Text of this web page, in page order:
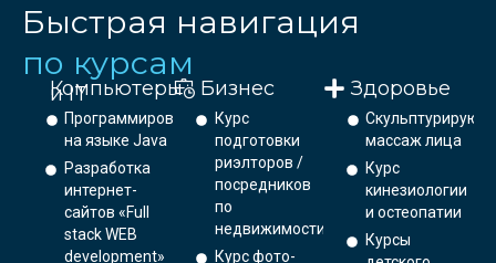
Быстрая навигация
по курсам
Компьютеры
и IT
Программирование
на языке Java
Разработка
интернет-
сайтов «Full
stack WEB
development»
Бизнес
Курс
подготовки
риэлторов /
посредников
по
недвижимости
Курс фото-
Здоровье
массаж лица
Курс
кинезиологии
и остеопатии
Курсы